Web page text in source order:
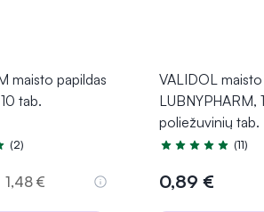
maisto papildas
tab.
iš 5
(2)
1,48 €
VALIDOL
LUBNYPHARM,
poliežuvinių tab.
Įvertinimas 5.0 iš 5
(11)
0,89 €